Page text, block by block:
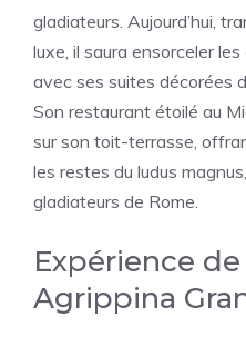
gladiateurs. Aujourd’hui,
luxe, il saura ensorceler
avec ses suites décorées
Son restaurant étoilé au
sur son toit-terrasse,
les restes du ludus
gladiateurs de Rome.
Expérience
Agrippina